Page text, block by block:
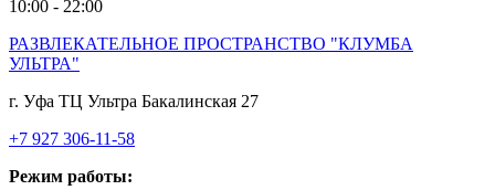
10:00 - 22:00
РАЗВЛЕКАТЕЛЬНОЕ ПРОСТРАНСТВО "КЛУМБА
УЛЬТРА"
г. Уфа ТЦ Ультра Бакалинская 27
+7 927 306-11-58
Режим работы: